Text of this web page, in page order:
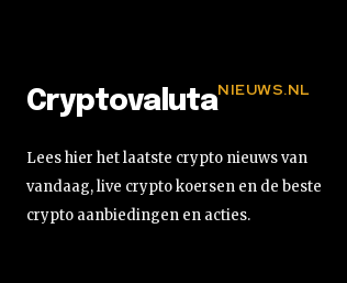
CryptovalutaNIEUWS.NL
Lees hier het laatste crypto nieuws van
vandaag, live crypto koersen en de beste
crypto aanbiedingen en acties.